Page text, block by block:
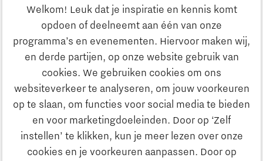
Welkom! Leuk dat je inspiratie en kennis komt
opdoen of deelneemt aan één van onze
programma’s en evenementen. Hiervoor maken wij,
en derde partijen, op onze website gebruik van
cookies. We gebruiken cookies om ons
websiteverkeer te analyseren, om jouw voorkeuren
op te slaan, om functies voor social media te bieden
en voor marketingdoeleinden. Door op ‘Zelf
instellen’ te klikken, kun je meer lezen over onze
cookies en je voorkeuren aanpassen. Door op
Ontdek Brainport
Innovatie
Ondernemen
Ondernemen
Onderwijs
Maatschappelijk
Strategie & Organisatie
Zoeken
Contact